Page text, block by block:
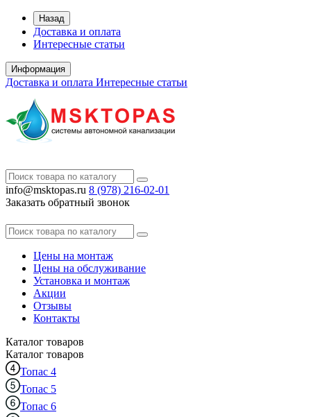
Назад
Доставка и оплата
Интересные статьи
Информация
Доставка и оплата Интересные статьи
info@msktopas.ru 8 (978) 216-02-01
Заказать обратный звонок
Цены на монтаж
Цены на обслуживание
Установка и монтаж
Акции
Отзывы
Контакты
Каталог товаров
Каталог товаров
Топас 4
Топас 5
Топас 6